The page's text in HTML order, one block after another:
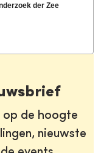
der Zee
op de hoogte
nieuwste